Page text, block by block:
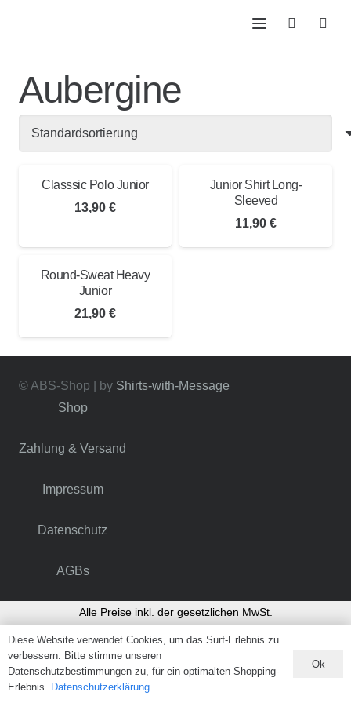
Aubergine
Classsic Polo Junior
13,90 €
Junior Shirt Long-
Sleeved
11,90 €
Round-Sweat Heavy
Junior
21,90 €
© ABS-Shop | by Shirts-with-Message
Shop
Zahlung & Versand
Impressum
Datenschutz
AGBs
Alle Preise inkl. der gesetzlichen MwSt.
VERTRAG WIDERRUFEN
Diese Website verwendet Cookies, um das Surf-Erlebnis zu
verbessern. Bitte stimme unseren
Datenschutzbestimmungen zu, für ein optimalten Shopping-
Erlebnis. Datenschutzerklärung
Ok